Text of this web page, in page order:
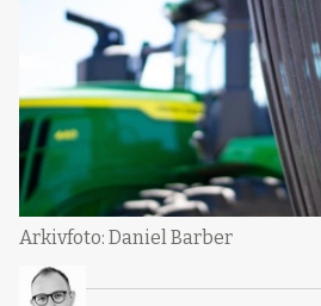
Arkivfoto: Daniel Barber